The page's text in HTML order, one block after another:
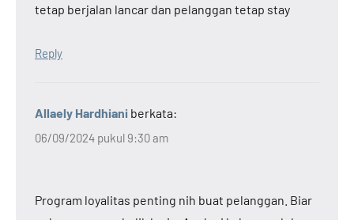
tetap berjalan lancar dan pelanggan tetap stay
Reply
Allaely Hardhiani berkata:
06/09/2024 pukul 9:30 am
Program loyalitas penting nih buat pelanggan. Biar